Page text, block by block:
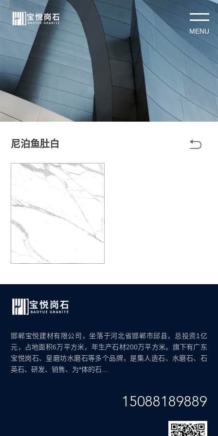
尼泊鱼肚白 
邯郸宝悦建材有限公司，坐落于河北省邯郸市邱县，总投资1亿
元，占地面积6万平方米，年生产石材200万平方米。旗下有广东
宝悦岗石、皇磨坊水磨石等多个品牌，是集人造石、水磨石、石
英石、研发、销售、为*体的石...
15088189889